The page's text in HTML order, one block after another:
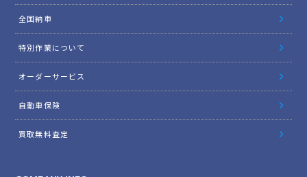
全国納車
特別作業について
オーダーサービス
自動車保険
買取無料査定